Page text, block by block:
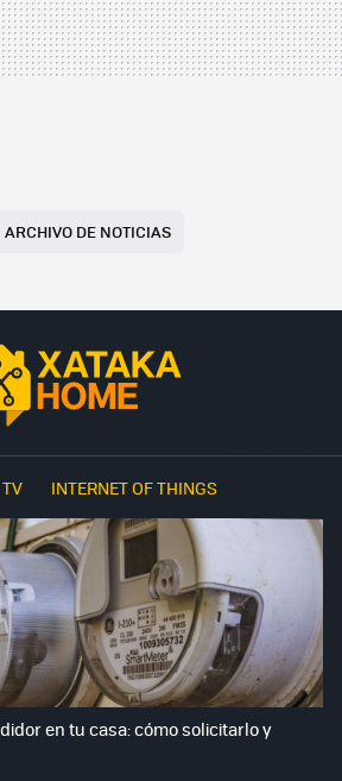
ARCHIVO DE NOTICIAS
INTERNET OF THINGS
en tu casa: cómo solicitarlo y